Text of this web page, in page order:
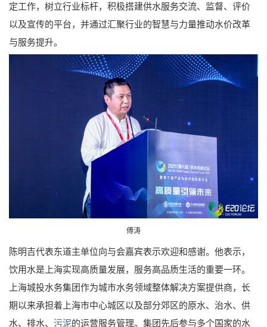
定工作，树立行业标杆，积极搭建供水服务交流、监督、评价
以及宣传的平台，并通过汇聚行业的智慧与力量推动水价改革
与服务提升。
傅涛
陈明吉代表东道主单位向与会嘉宾表示欢迎和感谢。他表示，
饮用水是上海实现高质量发展，服务高品质生活的重要一环。
上海城投水务集团作为城市水务领域整体解决方案提供商，长
期以来承担着上海市中心城区以及部分郊区的原水、治水、供
水、排水、 污泥的运营服务管理。集团先后参与多个国家的水